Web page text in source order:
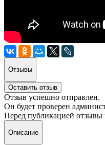
Отзывы
Оставить отзыв
Отзыв успешно отправлен.
Он будет проверен
Перед публикацией отзывы
Описание